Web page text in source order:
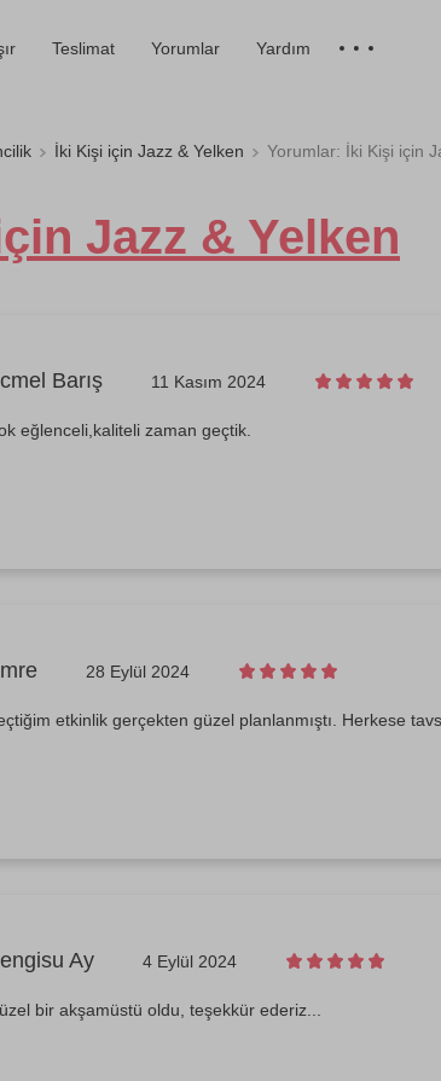
Teslimat Yorumlar Yardım
İki Kişi için Jazz & Yelken Yorumlar: İki Kişi için
Jazz & Yelken
Barış 11 Kasım 2024
eğlenceli,kaliteli zaman geçtik.
28 Eylül 2024
etkinlik gerçekten güzel planlanmıştı. Herkese
Ay 4 Eylül 2024
bir akşamüstü oldu, teşekkür ederiz...